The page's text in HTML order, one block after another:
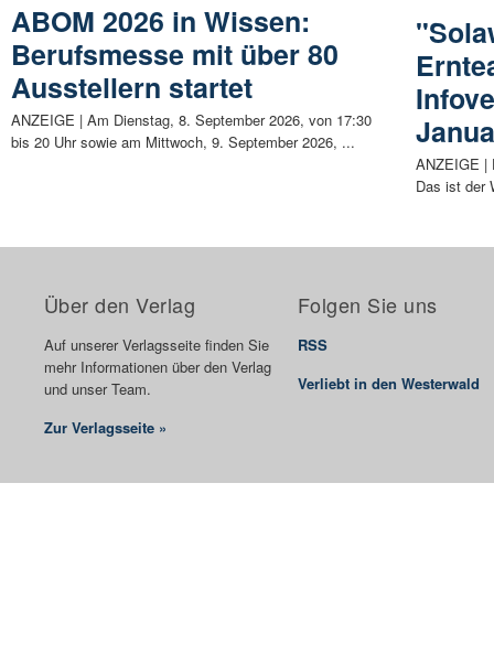
ABOM 2026 in Wissen:
Berufsmesse mit über 80
Ausstellern startet
ANZEIGE | Am Dienstag, 8. September 2026, von 17:30
bis 20 Uhr sowie am Mittwoch, 9. September 2026, ...
ANZEIGE |
Das ist der
Über den Verlag
Auf unserer Verlagsseite finden Sie
mehr Informationen über den Verlag
und unser Team.
Zur Verlagsseite »
Folgen Sie uns
RSS
Verliebt in den Westerwald